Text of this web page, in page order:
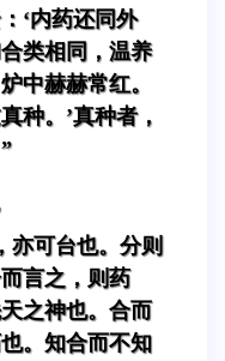
‘内药还同外
类相同，温养
中赫赫常红。
种。’真种者，
亦可台也。分则
言之，则药
之神也。合而
。知合而不知